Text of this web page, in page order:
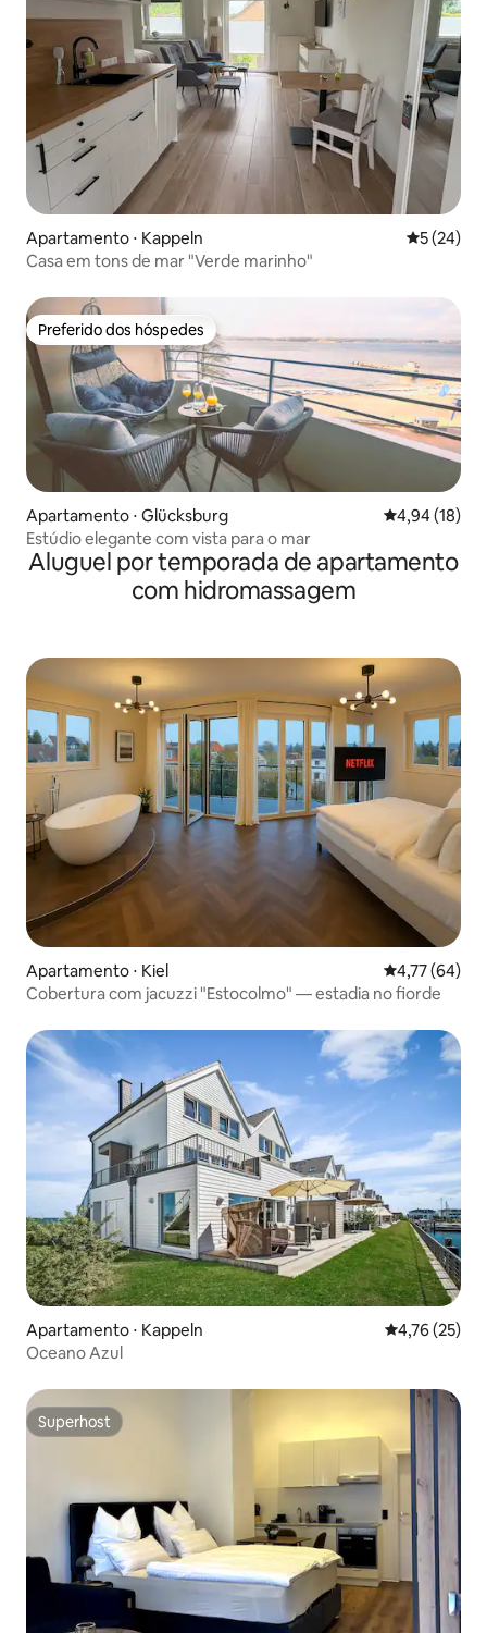
Apartamento ⋅ Kappeln 5 de uma
5 (24)
Casa em tons de mar "Verde marinho"
Preferido dos hóspedes
Preferido dos hóspedes
Apartamento ⋅ Glücksburg 4,94 de uma
4,94 (18)
Estúdio elegante com vista para o mar
Aluguel por temporada de apartamento
com hidromassagem
Apartamento ⋅ Kiel 4,77 de uma
4,77 (64)
Cobertura com jacuzzi "Estocolmo" — estadia no fiorde
Apartamento ⋅ Kappeln 4,76 de uma
4,76 (25)
Oceano Azul
Superhost
Superhost